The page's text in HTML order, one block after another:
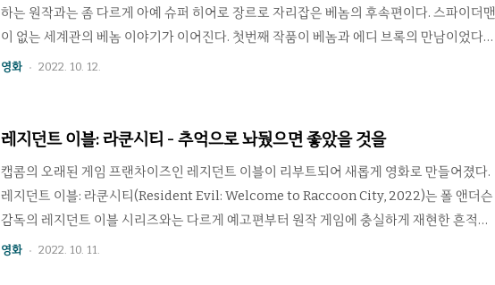
하는 원작과는 좀 다르게 아예 슈퍼 히어로 장르로 자리잡은 베놈의 후속편이다. 스파이더맨
이 없는 세계관의 베놈 이야기가 이어진다. 첫번째 작품이 베놈과 에디 브록의 만남이었다면
2편은 베놈과 에디 브록의 동거 생활을 다루고 있다. 이쯤 되면 눈치채겠지만 슈퍼 히어로
다 아는 상태에서의 갈등을 다루는 부분이다. 덕분에 전작에서 에디와 연인 관계였던 앤은
영화 2022. 10. 12.
레지던트 이블: 라쿤시티 - 추억으로 놔뒀으면 좋았을 것을
캡콤의 오래된 게임 프랜차이즈인 레지던트 이블이 리부트되어 새롭게 영화로 만들어졌다.
레지던트 이블: 라쿤시티(Resident Evil: Welcome to Raccoon City, 2022)는 폴 앤더슨
감독의 레지던트 이블 시리즈와는 다르게 예고편부터 원작 게임에 충실하게 재현한 흔적이
보여 팬들로부터 제법 기대를 모았던 작품이다. 라쿤 시티 경찰서나 스펜서 저택도 훌륭하게
영화 2022. 10. 11.